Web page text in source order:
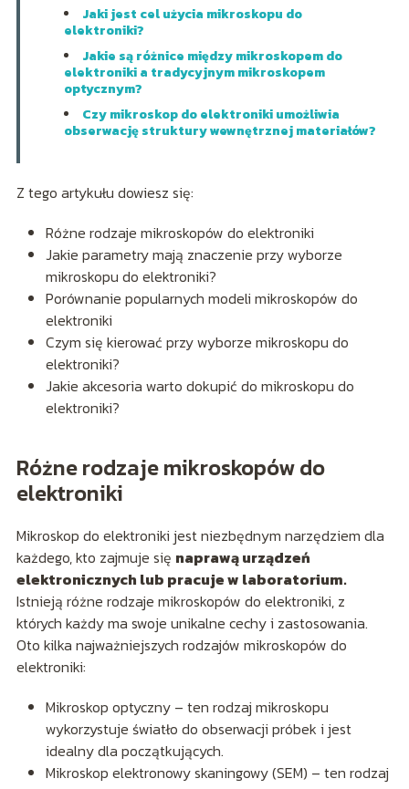
Jaki jest cel użycia mikroskopu do
elektroniki?
Jakie są różnice między mikroskopem do
elektroniki a tradycyjnym mikroskopem
optycznym?
Czy mikroskop do elektroniki umożliwia
obserwację struktury wewnętrznej materiałów?
Z tego artykułu dowiesz się:
Różne rodzaje mikroskopów do elektroniki
Jakie parametry mają znaczenie przy wyborze
mikroskopu do elektroniki?
Porównanie popularnych modeli mikroskopów do
elektroniki
Czym się kierować przy wyborze mikroskopu do
elektroniki?
Jakie akcesoria warto dokupić do mikroskopu do
elektroniki?
Różne rodzaje mikroskopów do
elektroniki
Mikroskop do elektroniki jest niezbędnym narzędziem dla
każdego, kto zajmuje się naprawą urządzeń
elektronicznych lub pracuje w laboratorium.
Istnieją różne rodzaje mikroskopów do elektroniki, z
których każdy ma swoje unikalne cechy i zastosowania.
Oto kilka najważniejszych rodzajów mikroskopów do
elektroniki:
Mikroskop optyczny – ten rodzaj mikroskopu
wykorzystuje światło do obserwacji próbek i jest
idealny dla początkujących.
Mikroskop elektronowy skaningowy (SEM) – ten rodzaj